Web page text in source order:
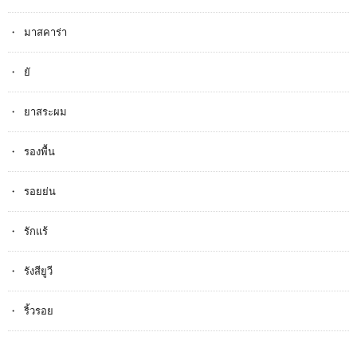
มาสคาร่า
ยั
ยาสระผม
รองพื้น
รอยย่น
รักแร้
รังสียูวี
ริ้วรอย